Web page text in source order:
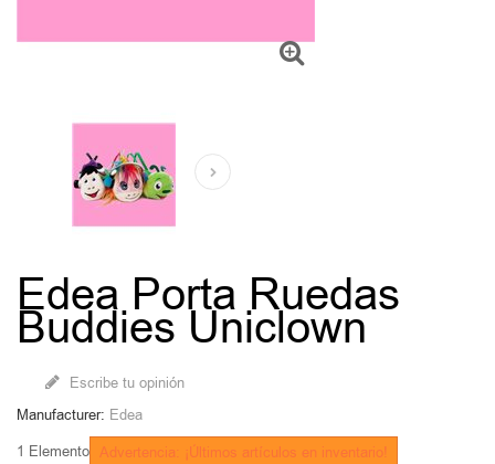
Edea Porta Ruedas
Buddies Uniclown
Escribe tu opinión
Manufacturer: Edea
1 Elemento Advertencia: ¡Últimos artículos en inventario!